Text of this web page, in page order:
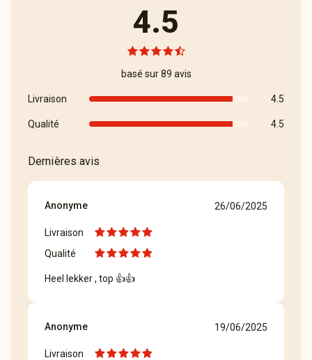
4.5
basé sur 89 avis
Livraison 4.5
Qualité 4.5
Dernières avis
Anonyme 26/06/2025
Livraison
Qualité
Heel lekker , top 👍👍
Anonyme 19/06/2025
Livraison